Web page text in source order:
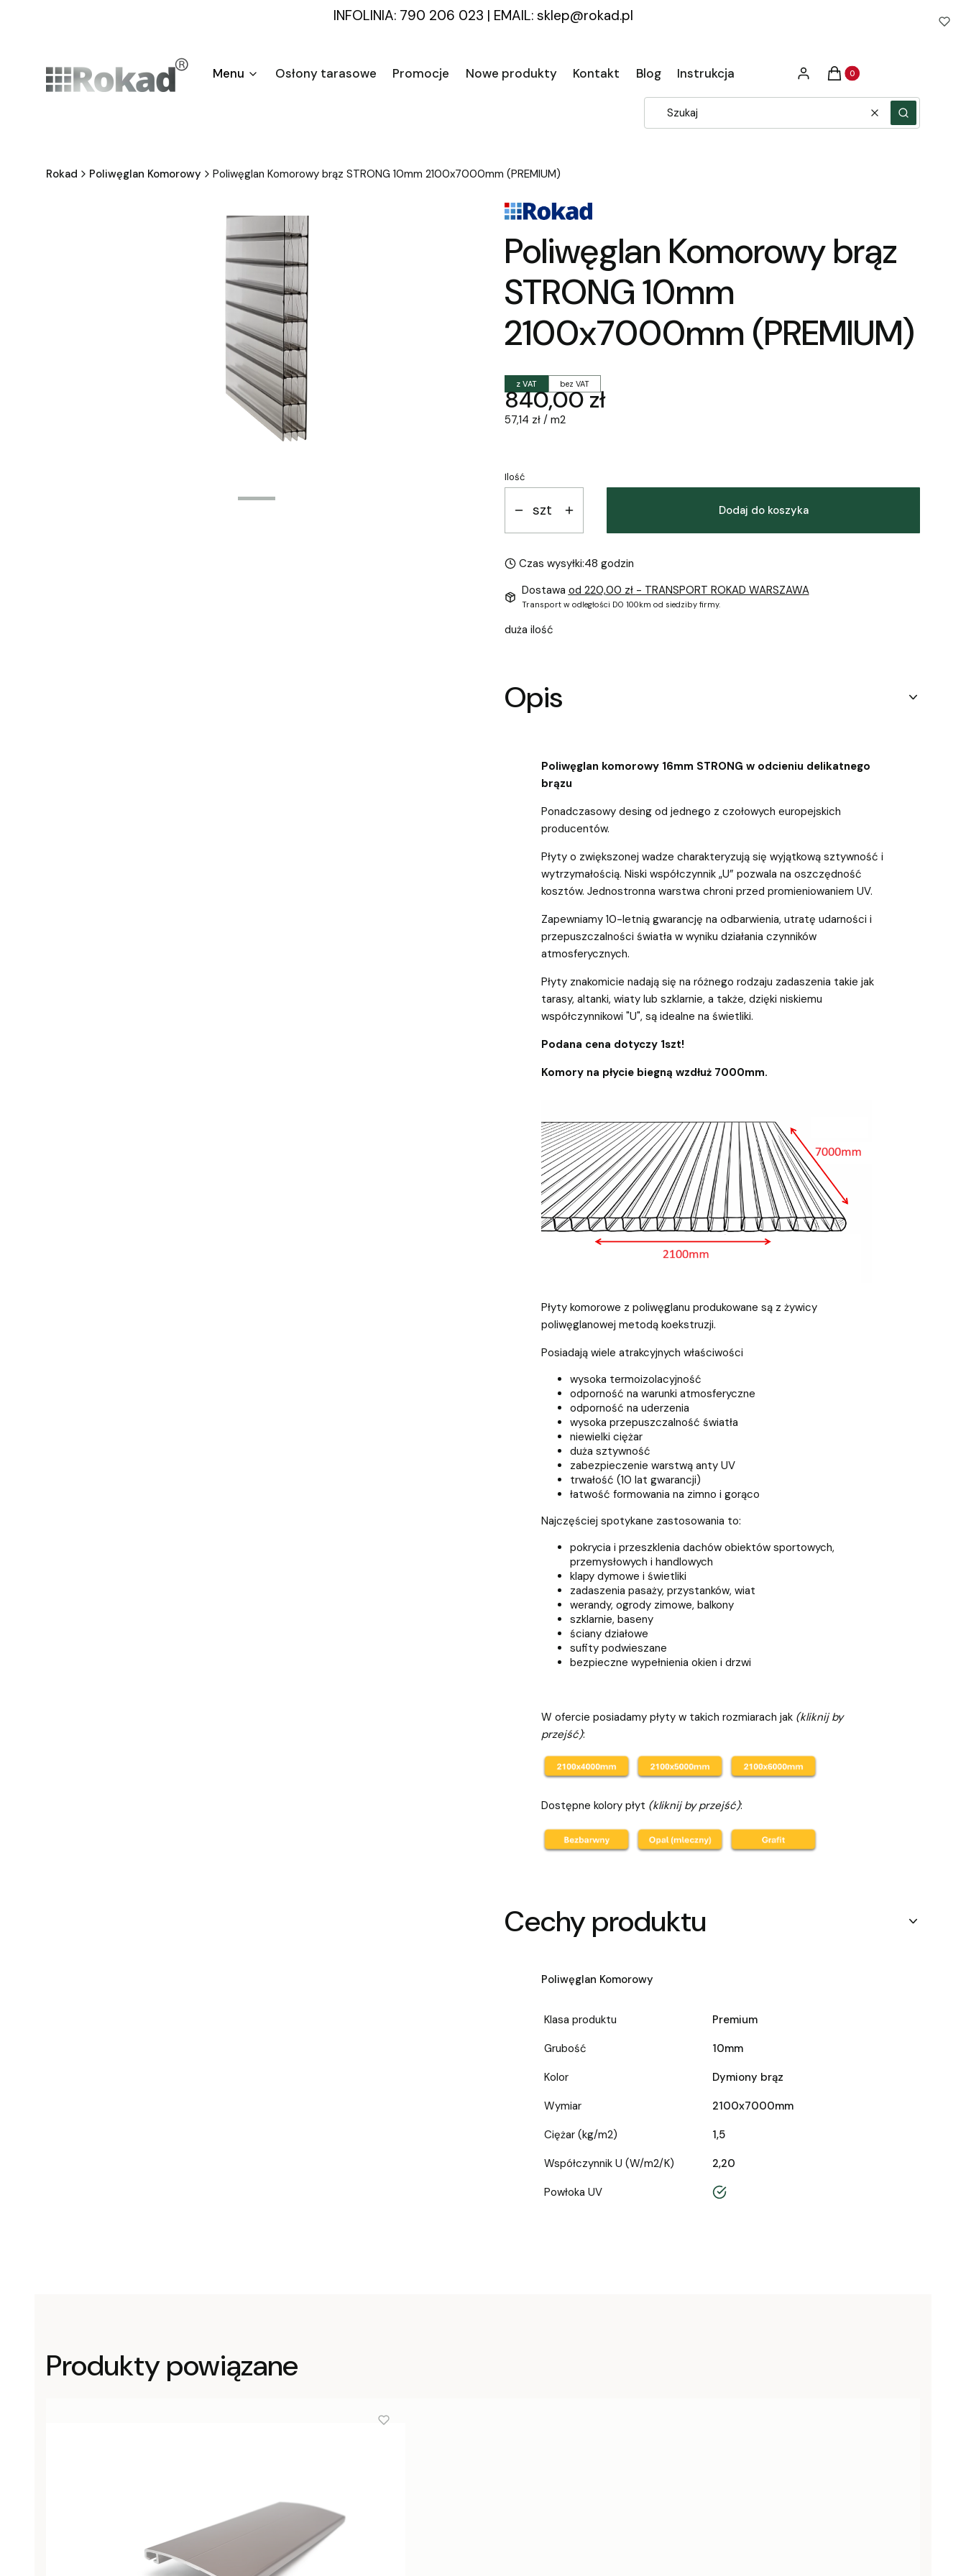
INFOLINIA: 790 206 023 | EMAIL: sklep@rokad.pl
Menu Osłony tarasowe Promocje Nowe produkty Kontakt Blog Instrukcja Zaloguj sięProdukty w koszyku: 0.
Koszyk
WyczyśćSzukaj
Rokad Poliwęglan Komorowy Poliwęglan Komorowy brąz STRONG 10mm 2100x7000mm (PREMIUM)
Poliwęglan Komorowy brąz
STRONG 10mm
2100x7000mm (PREMIUM)
z VAT bez VAT
Cena
840,00 zł
57,14 zł / m2
Ilość
szt Dodaj do koszyka
Czas wysyłki:48 godzin
Dostawa od 220,00 zł - TRANSPORT ROKAD WARSZAWA
Transport w odległości DO 100km od siedziby firmy.
duża ilość
Opis
Poliwęglan komorowy 16mm STRONG w odcieniu delikatnego
brązu
Ponadczasowy desing od jednego z czołowych europejskich
producentów.
Płyty o zwiększonej wadze charakteryzują się wyjątkową sztywność i
wytrzymałością. Niski współczynnik „U” pozwala na oszczędność
kosztów. Jednostronna warstwa chroni przed promieniowaniem UV.
Zapewniamy 10-letnią gwarancję na odbarwienia, utratę udarności i
przepuszczalności światła w wyniku działania czynników
atmosferycznych.
Płyty znakomicie nadają się na różnego rodzaju zadaszenia takie jak
tarasy, altanki, wiaty lub szklarnie, a także, dzięki niskiemu
współczynnikowi "U", są idealne na świetliki.
Podana cena dotyczy 1szt!
Komory na płycie biegną wzdłuż 7000mm.
Płyty komorowe z poliwęglanu produkowane są z żywicy
poliwęglanowej metodą koekstruzji.
Posiadają wiele atrakcyjnych właściwości
wysoka termoizolacyjność
odporność na warunki atmosferyczne
odporność na uderzenia
wysoka przepuszczalność światła
niewielki ciężar
duża sztywność
zabezpieczenie warstwą anty UV
trwałość (10 lat gwarancji)
łatwość formowania na zimno i gorąco
Najczęściej spotykane zastosowania to:
pokrycia i przeszklenia dachów obiektów sportowych,
przemysłowych i handlowych
klapy dymowe i świetliki
zadaszenia pasaży, przystanków, wiat
werandy, ogrody zimowe, balkony
szklarnie, baseny
ściany działowe
sufity podwieszane
bezpieczne wypełnienia okien i drzwi
W ofercie posiadamy płyty w takich rozmiarach jak (kliknij by
przejść):
Dostępne kolory płyt (kliknij by przejść):
Cechy produktu
Poliwęglan Komorowy
Klasa produktu
Premium
Grubość
10mm
Kolor
Dymiony brąz
Wymiar
2100x7000mm
Ciężar (kg/m2)
1,5
Współczynnik U (W/m2/K)
2,20
Powłoka UV
tak
Produkty powiązane